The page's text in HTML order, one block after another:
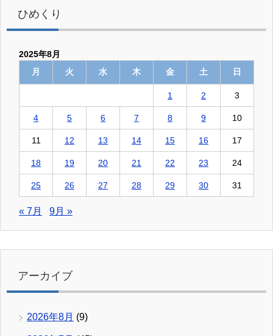
ひめくり
2025年8月
月
火 水 木 金 土 日
1 2 3
4 5 6 7 8 9 10
11 12 13 14 15 16 17
18 19 20 21 22 23 24
25 26 27 28 29 30 31
« 7月 9月 »
アーカイブ
2026年8月 (9)